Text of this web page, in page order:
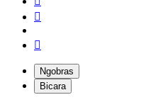
Ngobras
Bicara